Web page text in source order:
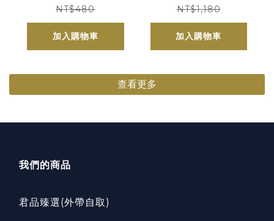
NT$480
加入購物車
NT$1,180
加入購物車
查看更多
我們的商品
君品臻選(外帶自取)